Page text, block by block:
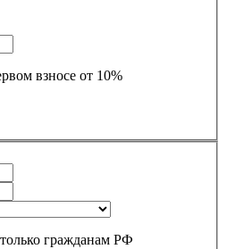
взносе от 10%
гражданам РФ